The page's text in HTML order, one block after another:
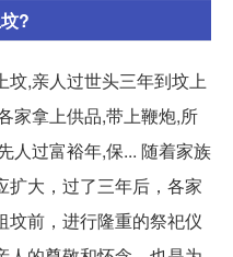
?
,亲人过世头三年到坟上
家拿上供品,带上鞭炮,所
人过富裕年,保... 随着家族
扩大，过了三年后，各家
坟前，进行隆重的祭祀仪